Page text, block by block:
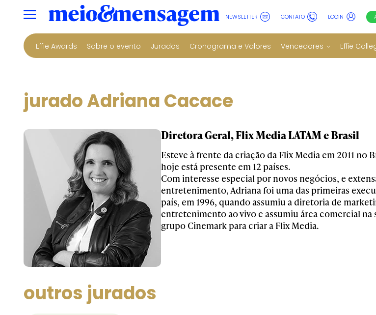
NEWSLETTER CONTATO LOGIN
Effie Awards Sobre o evento Jurados Cronograma e Valores Vencedores Effie
jurado Adriana Cacace
Diretora Geral, Flix Media LATAM e Brasil
Esteve à frente da criação da Flix Media em 2011 no
hoje está presente em 12 países.
Com interesse especial por novos negócios, e
entretenimento, Adriana foi uma das primeiras
país, em 1996, quando assumiu a diretoria de
entretenimento ao vivo e assumiu área comercial na
grupo Cinemark para criar a Flix Media.
outros jurados